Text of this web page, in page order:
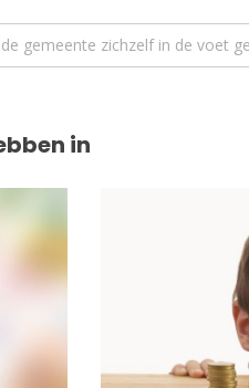
gemeente zichzelf in de voet
in